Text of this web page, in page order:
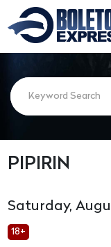
PIPIRIN
Saturday,
18+